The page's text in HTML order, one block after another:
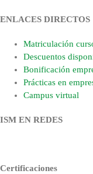
ENLACES DIRECTOS
Matriculación
Descuentos
Bonificación
Prácticas en
Campus virtual
ISM EN REDES
Certificaciones